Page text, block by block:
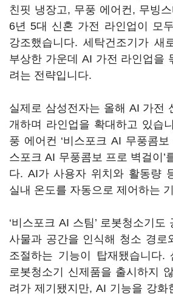
친핏 냉장고, 무풍 에어컨, 무빙
6년 5대 신혼 가전 라인업이 모
강조했습니다. 세탁건조기가 새
부상한 가운데 AI 가전 라인업을
려는 전략입니다.
실제로 삼성전자는 올해 AI 가전
개하며 라인업을 확대하고 있습
풍 에어컨 ‘비스포크 AI 무풍콤보
스포크 AI 무풍콤보 프로 벽걸이’
다. AI가 사용자 위치와 활동량
실내 온도를 자동으로 제어하는
‘비스포크 AI 스팀’ 로봇청소기
사물과 공간을 인식해 청소 경로
조절하는 기능이 탑재됐습니다.
로봇청소기 신제품을 출시하지
려가 제기됐지만, AI 기능을 강화